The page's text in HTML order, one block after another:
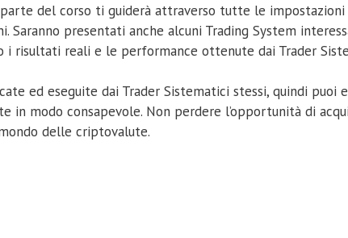
del corso ti guiderà attraverso tutte le
Saranno presentati anche alcuni Trading System
i risultati reali e le performance ottenute dai Trader
ed eseguite dai Trader Sistematici stessi, quindi
in modo consapevole. Non perdere l’opportunità di
delle criptovalute.